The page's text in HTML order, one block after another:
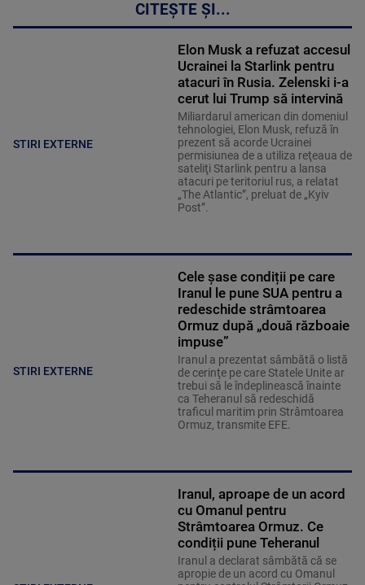
CITEȘTE ȘI...
STIRI EXTERNE
Elon Musk a refuzat accesul
Ucrainei la Starlink pentru
atacuri în Rusia. Zelenski i-a
cerut lui Trump să intervină
Miliardarul american din domeniul
tehnologiei, Elon Musk, refuză în
prezent să acorde Ucrainei
permisiunea de a utiliza reţeaua de
sateliţi Starlink pentru a lansa
atacuri pe teritoriul rus, a relatat
„The Atlantic”, preluat de „Kyiv
Post”.
STIRI EXTERNE
Cele șase condiții pe care
Iranul le pune SUA pentru a
redeschide strâmtoarea
Ormuz după „două războaie
impuse”
Iranul a prezentat sâmbătă o listă
de cerinţe pe care Statele Unite ar
trebui să le îndeplinească înainte
ca Teheranul să redeschidă
traficul maritim prin Strâmtoarea
Ormuz, transmite EFE.
Iranul, aproape de un acord
cu Omanul pentru
Strâmtoarea Ormuz. Ce
condiții pune Teheranul
Iranul a declarat sâmbătă că se
apropie de un acord cu Omanul